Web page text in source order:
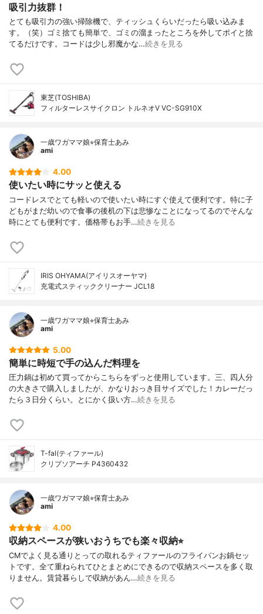
吸引力抜群！
とても吸引力の強い掃除機で、ティッシュくらいだったら吸い込みま
す。（笑）ゴミ捨ても簡単で、ゴミの溜まったところを外してポイと捨
てるだけです。コードは少し邪魔かな…続きを見る
東芝(TOSHIBA)
フィルターレスサイクロン トルネオV VC-SG910X
一歳ワガママ娘⭐︎保育士あみ
ami
4.00
使いたい時にサッと使える
コードレスでとても軽いので使いたい時にすぐ使えて便利です。特に子
どもがまだ幼いので食事の後机の下は悲惨なことになってるのでそんな
時にとても便利です。価格帯もお手…続きを見る
IRIS OHYAMA(アイリスオーヤマ)
充電式スティッククリーナー JCL18
一歳ワガママ娘⭐︎保育士あみ
ami
5.00
簡単に時短で手の込んだ料理を
圧力鍋は初めて買ってからこちらをずっと使用しています。三、四人分
の大きさで購入しましたが、かなりおっき目サイズでした！カレーだっ
たら３日分くらい。とにかく扱い方…続きを見る
T-fal(ティファール)
クリプソアーチ P4360432
一歳ワガママ娘⭐︎保育士あみ
ami
4.00
収納スペースが狭いおうちでも楽々収納⭐︎
CMでよく見る通りとっての取れるティファールのフライパンお鍋セッ
トです。全て重ねられてひとまとめにできるので収納スペースを多く取
りません。賃貸暮らしで収納があん…続きを見る